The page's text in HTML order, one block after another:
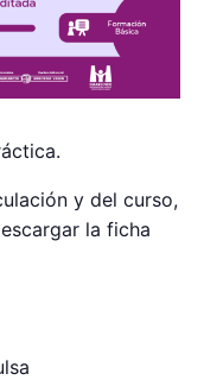
y del curso,
la ficha